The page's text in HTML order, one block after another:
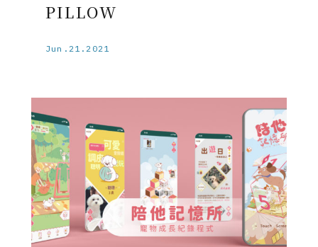
PILLOW
Jun.21.2021